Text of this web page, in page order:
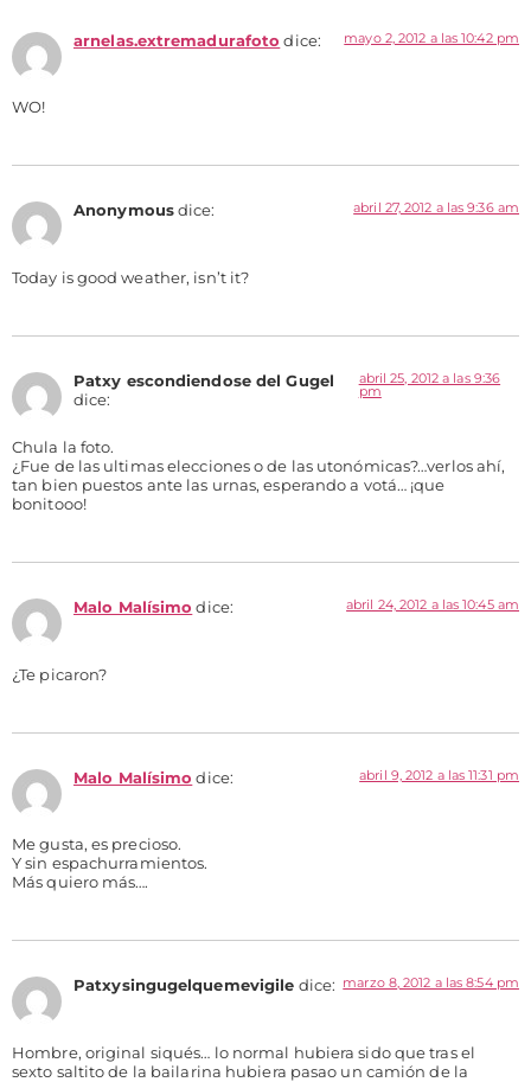
arnelas.extremadurafoto dice: mayo 2, 2012 a las 10:42 pm
WO!
Anonymous dice: abril 27, 2012 a las 9:36 am
Today is good weather, isn’t it?
Patxy escondiendose del Gugel
dice:
abril 25, 2012 a las 9:36
pm
Chula la foto.
¿Fue de las ultimas elecciones o de las utonómicas?…verlos ahí,
tan bien puestos ante las urnas, esperando a votá… ¡que
bonitooo!
Malo Malísimo dice: abril 24, 2012 a las 10:45 am
¿Te picaron?
Malo Malísimo dice: abril 9, 2012 a las 11:31 pm
Me gusta, es precioso.
Y sin espachurramientos.
Más quiero más….
Patxysingugelquemevigile dice: marzo 8, 2012 a las 8:54 pm
Hombre, original siqués… lo normal hubiera sido que tras el
sexto saltito de la bailarina hubiera pasao un camión de la